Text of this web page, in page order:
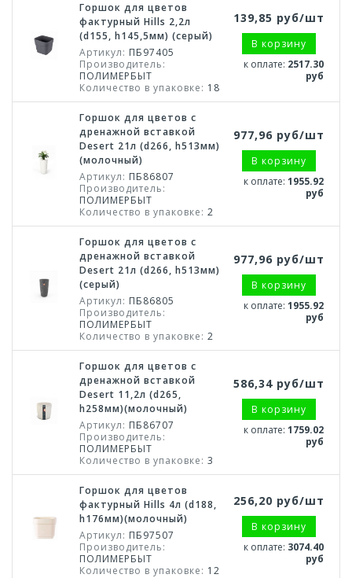
Горшок для цветов
фактурный Hills 2,2л
(d155, h145,5мм) (серый)
Артикул: ПБ97405
Производитель:
ПОЛИМЕРБЫТ
Количество в упаковке: 18
139,85 руб/шт
В корзину
к оплате: 2517.30
руб
Горшок для цветов с
дренажной вставкой
Desert 21л (d266, h513мм)
(молочный)
Артикул: ПБ86807
Производитель:
ПОЛИМЕРБЫТ
Количество в упаковке: 2
977,96 руб/шт
В корзину
к оплате: 1955.92
руб
Горшок для цветов с
дренажной вставкой
Desert 21л (d266, h513мм)
(серый)
Артикул: ПБ86805
Производитель:
ПОЛИМЕРБЫТ
Количество в упаковке: 2
977,96 руб/шт
В корзину
к оплате: 1955.92
руб
Горшок для цветов с
дренажной вставкой
Desert 11,2л (d265,
h258мм)(молочный)
Артикул: ПБ86707
Производитель:
ПОЛИМЕРБЫТ
Количество в упаковке: 3
586,34 руб/шт
В корзину
к оплате: 1759.02
руб
Горшок для цветов
фактурный Hills 4л (d188,
h176мм)(молочный)
Артикул: ПБ97507
Производитель:
ПОЛИМЕРБЫТ
Количество в упаковке: 12
256,20 руб/шт
В корзину
к оплате: 3074.40
руб